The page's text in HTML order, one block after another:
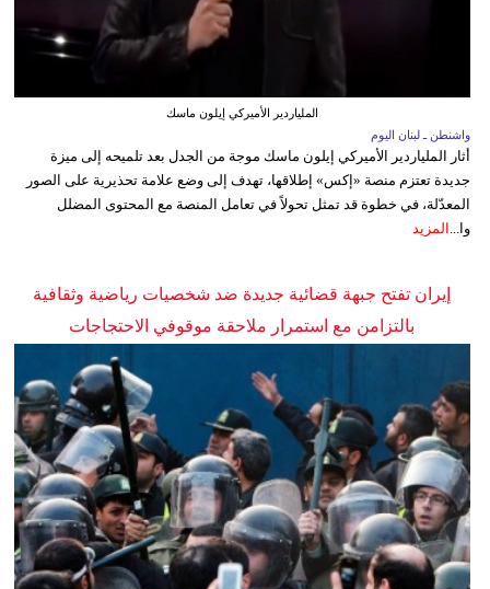
الملياردير الأميركي إيلون ماسك
واشنطن ـ لبنان اليوم
أثار الملياردير الأميركي إيلون ماسك موجة من الجدل بعد تلميحه إلى ميزة
جديدة تعتزم منصة «إكس» إطلاقها، تهدف إلى وضع علامة تحذيرية على الصور
المعدّلة، في خطوة قد تمثل تحولاً في تعامل المنصة مع المحتوى المضلل
وا... المزيد
إيران تفتح جبهة قضائية جديدة ضد شخصيات رياضية وثقافية
بالتزامن مع استمرار ملاحقة موقوفي الاحتجاجات